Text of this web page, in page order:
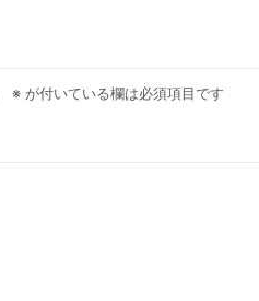
※ が付いている欄は必須項目です